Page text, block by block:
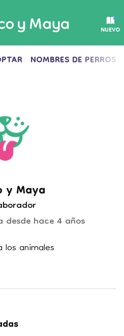
NUEVO
NOMBRES DE PERROS
y Maya
desdehace 4 años
animales